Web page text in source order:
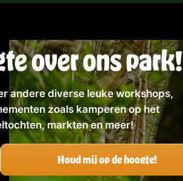
over ons park!
andere diverse leuke workshops,
zoals kamperen op het
markten en meer!